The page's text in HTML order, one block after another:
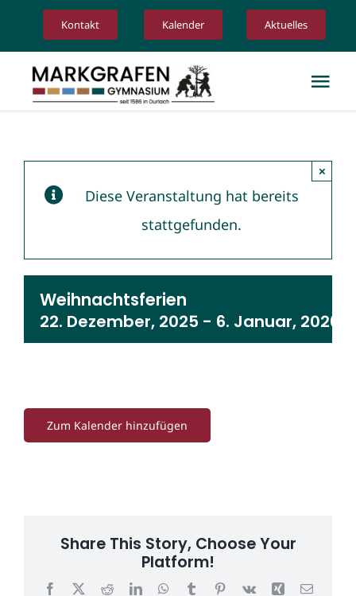
springen
Kontakt Kalender Aktuelles
Schulgemeinschaft
Unterricht
Service
Diese Veranstaltung hat bereits
stattgefunden.
×
Weihnachtsferien
22. Dezember, 2025 - 6. Januar, 2026
Zum Kalender hinzufügen
Share This Story, Choose Your
Platform!
Facebook
X RedditLinkedInWhatsApp
TumblrPinterest
Vk Xing E-